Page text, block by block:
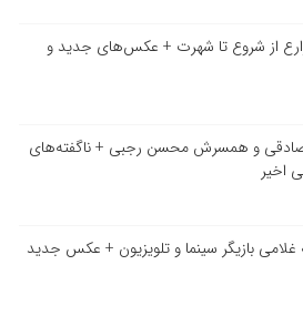
زارع از شروع تا شهرت + عکس‌های جدید و
صادقی و همسرش محسن رجبی + ناگفته‌های
اخیر
غلامی بازیگر سینما و تلویزیون + عکس جدید